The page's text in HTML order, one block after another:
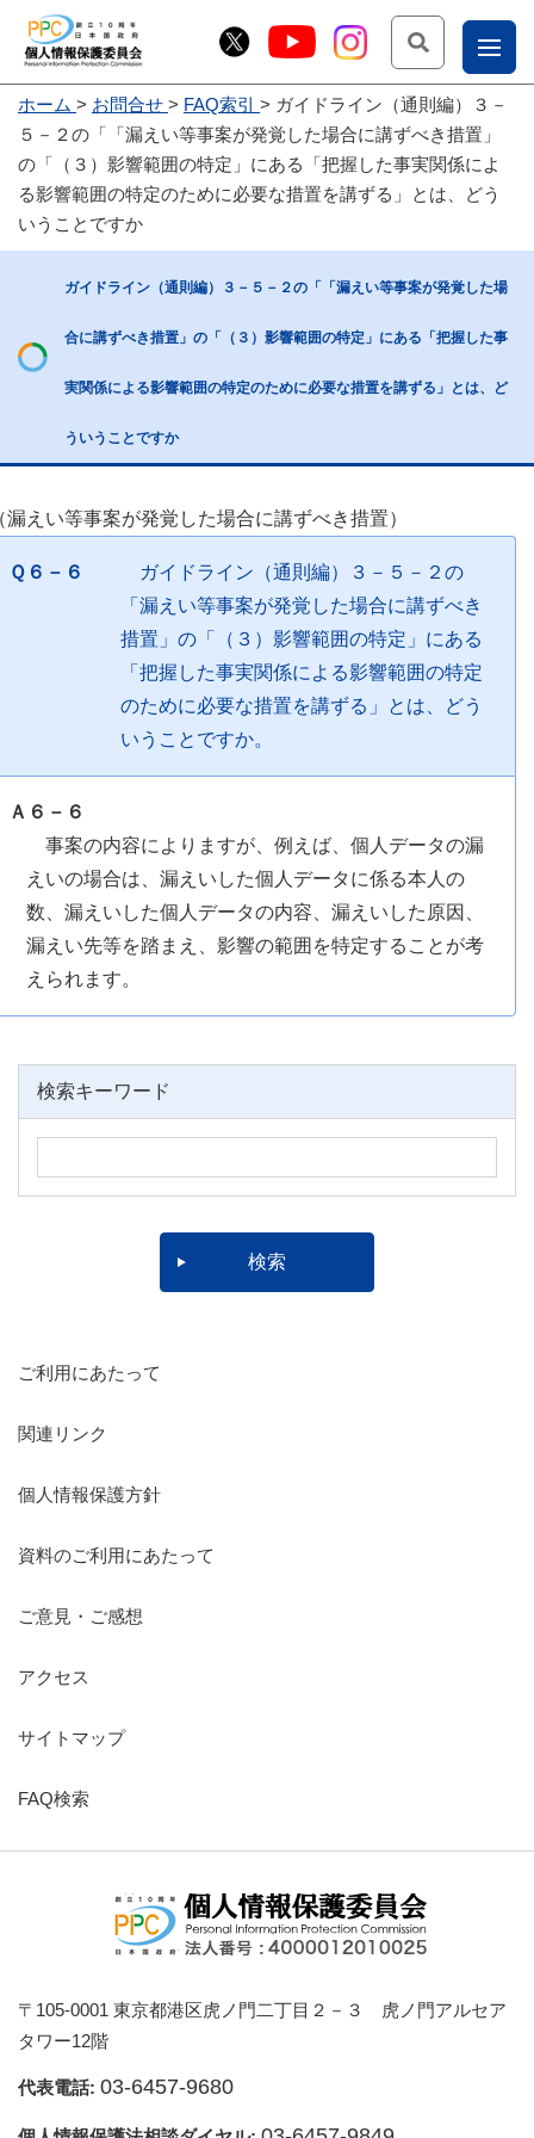
お
問
こー
じょ
ー部
ホーム お問合せ FAQ索引
ガイドライン（通則編）３－
５－２の「「漏えい等事案が発覚した場合に講ずべき措置」
の「（３）影響範囲の特定」にある「把握した事実関係によ
る影響範囲の特定のために必要な措置を講ずる」とは、どう
いうことですか
ガイドライン（通則編）３－５－２の「「漏えい等事案が発覚した場
合に講ずべき措置」の「（３）影響範囲の特定」にある「把握した事
実関係による影響範囲の特定のために必要な措置を講ずる」とは、ど
ういうことですか
漏えい等事案が発覚した場合に講ずべき措置）
Ｑ６－６
ガイドライン（通則編）３－５－２の
「漏えい等事案が発覚した場合に講ずべき
措置」の「（３）影響範囲の特定」にある
「把握した事実関係による影響範囲の特定
のために必要な措置を講ずる」とは、どう
いうことですか。
Ａ６－６
事案の内容によりますが、例えば、個人データの漏
えいの場合は、漏えいした個人データに係る本人の
数、漏えいした個人データの内容、漏えいした原因、
漏えい先等を踏まえ、影響の範囲を特定することが考
えられます。
検索キーワード
ご利用にあたって
関連リンク
個人情報保護方針
資料のご利用にあたって
ご意見・ご感想
アクセス
サイトマップ
FAQ検索
〒105-0001 東京都港区虎ノ門二丁目２－３ 虎ノ門アルセア
タワー12階
代表電話: 03-6457-9680